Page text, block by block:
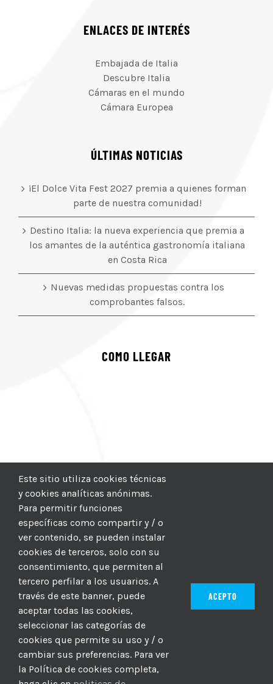
ENLACES DE INTERÉS
Embajada de Italia
Descubre Italia
Cámaras en el mundo
Cámara Europea
ÚLTIMAS NOTICIAS
¡El Dolce Vita Fest 2027 premia a quienes forman
parte de nuestra comunidad!
Destino Italia: la nueva experiencia que premia a
los amantes de la auténtica gastronomía italiana
en Costa Rica
Nuevas medidas propuestas contra los
comprobantes falsos.
COMO LLEGAR
© 2012–2025 |CICIC| Hosting: Hosting Para PYMES
MBAGIO.COM
| Todos los derechos reservados
Este sitio utiliza cookies técnicas
y cookies analíticas anónimas.
Para permitir funciones
específicas como compartir y / o
ver contenido, se pueden instalar
cookies de terceros, solo con su
consentimiento, que permiten al
tercero perfilar a los usuarios. A
través de este banner, puede
aceptar todas las cookies,
seleccionar las categorías de
cookies que permite su uso y / o
cambiar sus preferencias. Para ver
la Política de cookies completa,
ACEPTO